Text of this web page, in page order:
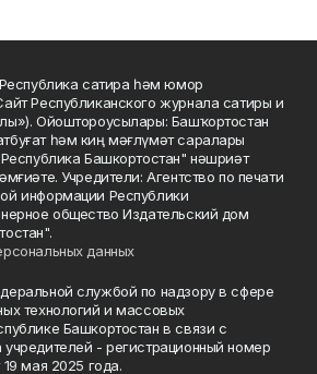
сатира һәм юмор
Республиканского журнала сатиры и
Ойоштороусылары: Башҡортостан
һәм киң мәғлүмәт саралары
Башкортостан" нәшриәт
Учредители: Агентство по печати
информации Республики
общество Издательский дом
данных
службой по надзору в сфере
технологий и массовых
Башкортостан в связи с
- регистрационный номер
мая 2025 года.